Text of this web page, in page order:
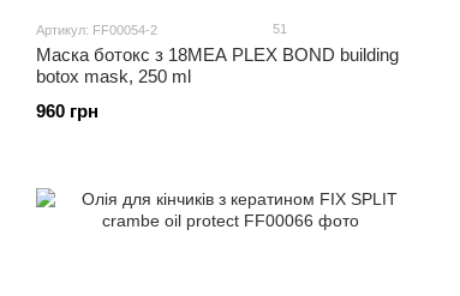
Артикул: FF00054-2 51
Маска ботокс з 18MEA PLEX BOND building
botox mask, 250 ml
960 грн